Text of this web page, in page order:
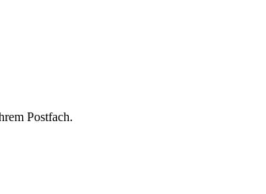
Postfach.